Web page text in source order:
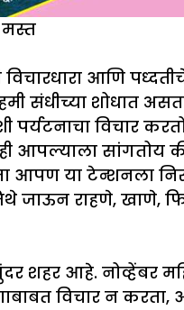
मस्त
आणि
संधीच्या शोधात
विचार
सांगतोय की
आपण या टेन्शनला
जाऊन राहणे,
आहे. नोव्हेंबर
विचार न